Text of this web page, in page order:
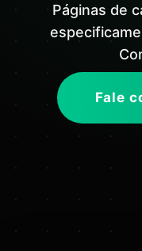
Páginas de
Fale